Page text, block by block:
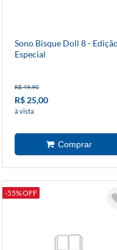
Sono Bisque Doll 8 -
Especial
R$ 49,90
R$ 25,00
à vista
-55% OFF